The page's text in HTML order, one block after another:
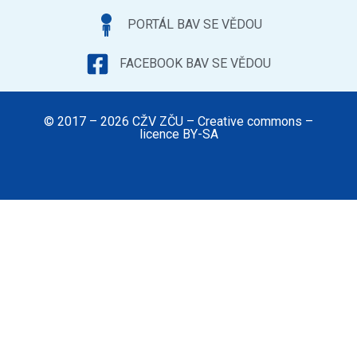
PORTÁL BAV SE VĚDOU
FACEBOOK BAV SE VĚDOU
© 2017 – 2026 CŽV ZČU – Creative commons –
licence BY-SA